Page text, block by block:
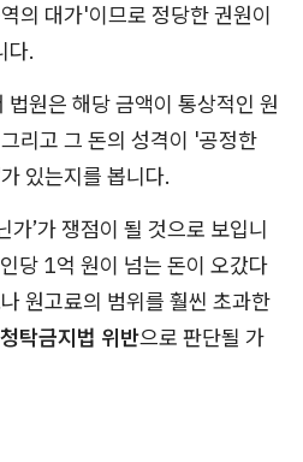
의 대가'이므로 정당한 권원이
다.
법원은 해당 금액이 통상적인 원
리고 그 돈의 성격이 '공정한
있는지를 봅니다.
가’가 쟁점이 될 것으로 보입니
당 1억 원이 넘는 돈이 오갔다
원고료의 범위를 훨씬 초과한
청탁금지법 위반으로 판단될 가